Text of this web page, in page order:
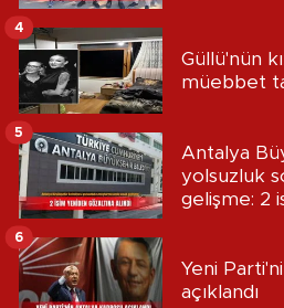
Güllü'nün
müebbet
4
Antalya
yolsuzluk
gelişme: 2
5
Yeni
açıklandı
6